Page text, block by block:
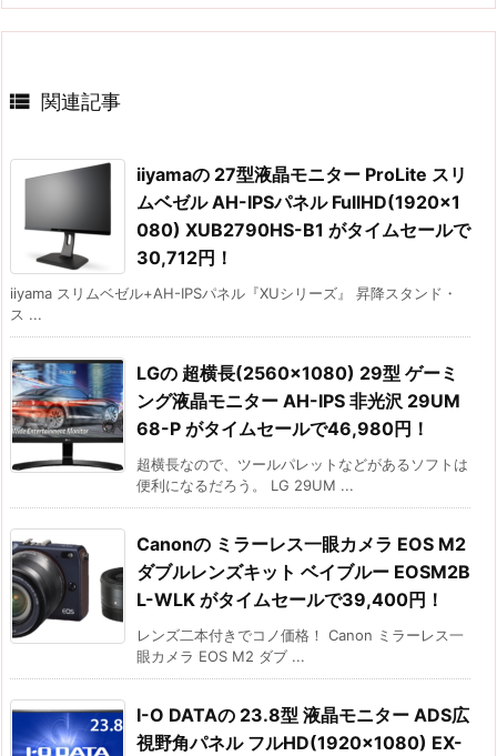
 関連記事
iiyamaの 27型液晶モニター ProLite スリ
ムベゼル AH-IPSパネル FullHD(1920×1
080) XUB2790HS-B1 がタイムセールで
30,712円！
iiyama スリムベゼル+AH-IPSパネル『XUシリーズ』 昇降スタンド・
ス ...
LGの 超横長(2560×1080) 29型 ゲーミ
ング液晶モニター AH-IPS 非光沢 29UM
68-P がタイムセールで46,980円！
超横長なので、ツールパレットなどがあるソフトは
便利になるだろう。 LG 29UM ...
Canonの ミラーレス一眼カメラ EOS M2
ダブルレンズキット ベイブルー EOSM2B
L-WLK がタイムセールで39,400円！
レンズ二本付きでコノ価格！ Canon ミラーレス一
眼カメラ EOS M2 ダブ ...
I-O DATAの 23.8型 液晶モニター ADS広
視野角パネル フルHD(1920×1080) EX-